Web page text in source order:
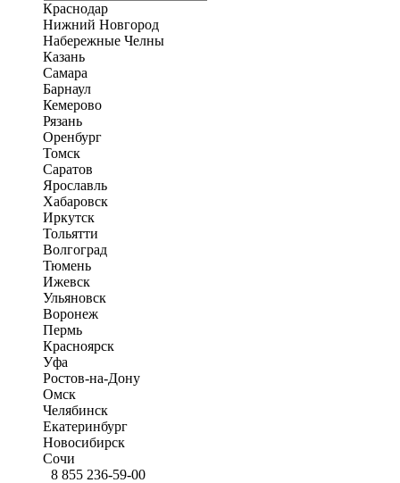
Краснодар
Нижний Новгород
Набережные Челны
Казань
Самара
Барнаул
Кемерово
Рязань
Оренбург
Томск
Саратов
Ярославль
Хабаровск
Иркутск
Тольятти
Волгоград
Тюмень
Ижевск
Ульяновск
Воронеж
Пермь
Красноярск
Уфа
Ростов-на-Дону
Омск
Челябинск
Екатеринбург
Новосибирск
Сочи
8 855 236-59-00